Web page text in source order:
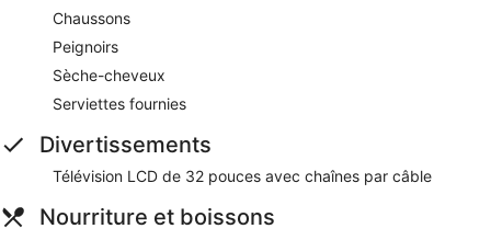
Chaussons
Peignoirs
Sèche-cheveux
Serviettes fournies
Divertissements
Télévision LCD de 32 pouces avec chaînes par câble
Nourriture et boissons